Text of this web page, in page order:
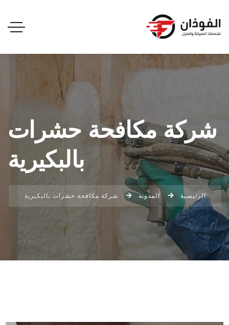
شركة مكافحة حشرات
بالبكيرية
الرئيسية المدونة شركة مكافحة حشرات بالبكيرية